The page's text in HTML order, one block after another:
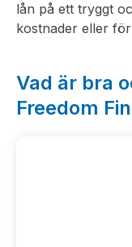
lån på ett tryggt
kostnader eller
Vad är bra
Freedom